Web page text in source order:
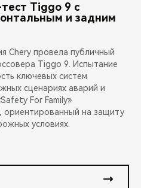
Tiggo 9 с
и задним
Chery провела публичный
Tiggo 9. Испытание
ключевых систем
сценариях аварий и
For Family»
ориентированный на защиту
условиях.